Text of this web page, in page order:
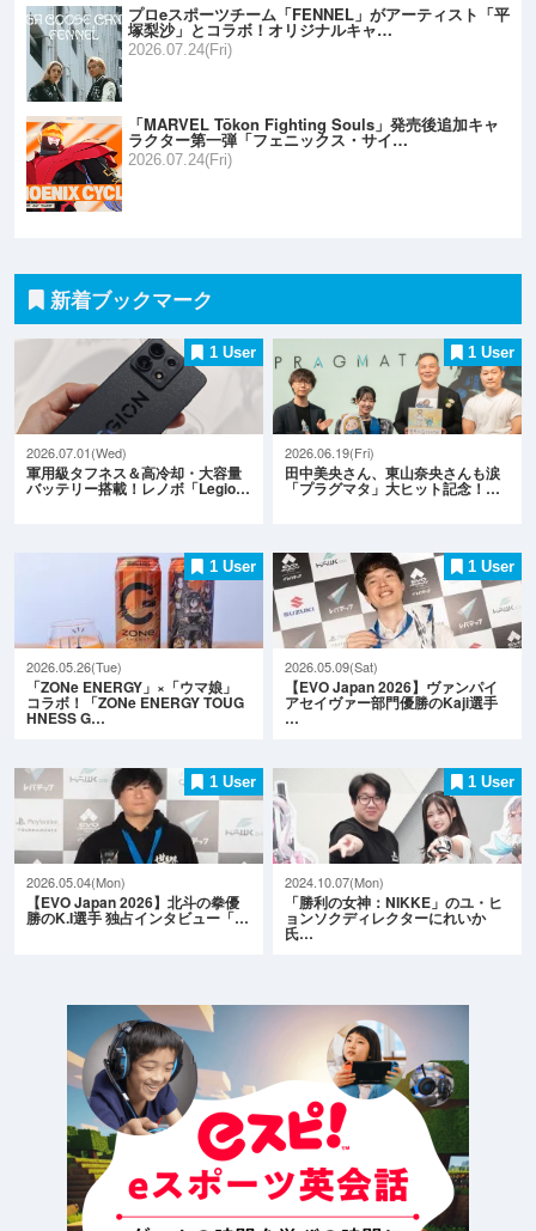
プロeスポーツチーム「FENNEL」がアーティスト「平
塚梨沙」とコラボ！オリジナルキャ…
2026.07.24(Fri)
「MARVEL Tōkon Fighting Souls」発売後追加キャ
ラクター第一弾「フェニックス・サイ…
2026.07.24(Fri)
新着ブックマーク
1 User
2026.07.01(Wed)
軍用級タフネス＆高冷却・大容量
バッテリー搭載！レノボ「Legio…
1 User
2026.06.19(Fri)
田中美央さん、東山奈央さんも涙
「プラグマタ」大ヒット記念！…
1 User
2026.05.26(Tue)
「ZONe ENERGY」×「ウマ娘」
コラボ！「ZONe ENERGY TOUG
HNESS G…
1 User
2026.05.09(Sat)
【EVO Japan 2026】ヴァンパイ
アセイヴァー部門優勝のKaji選手
…
1 User
2026.05.04(Mon)
【EVO Japan 2026】北斗の拳優
勝のK.I選手 独占インタビュー「…
1 User
2024.10.07(Mon)
「勝利の女神：NIKKE」のユ・ヒ
ョンソクディレクターにれいか
氏…